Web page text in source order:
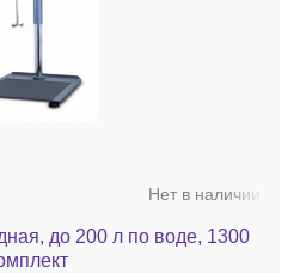
Нет в наличии
до 200 л по воде, 1300